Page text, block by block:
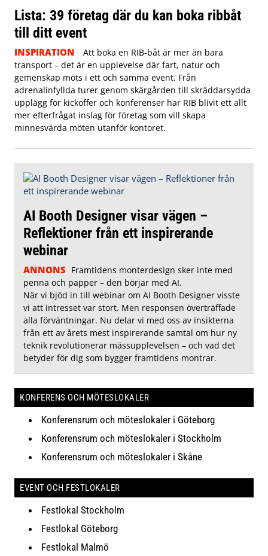
Lista: 39 företag där du kan boka ribbåt
till ditt event
INSPIRATION
Att boka en RIB-båt är mer än bara
transport – det är en upplevelse där fart, natur och
gemenskap möts i ett och samma event. Från
adrenalinfyllda turer genom skärgården till skräddarsydda
upplägg för kickoffer och konferenser har RIB blivit ett allt
mer efterfrågat inslag för företag som vill skapa
minnesvärda möten utanför kontoret.
AI Booth Designer visar vägen –
Reflektioner från ett inspirerande
webinar
ANNONS Framtidens monterdesign sker inte med
penna och papper – den börjar med AI.
När vi bjöd in till webinar om AI Booth Designer visste
vi att intresset var stort. Men responsen överträffade
alla förväntningar. Nu delar vi med oss av insikterna
från ett av årets mest inspirerande samtal om hur ny
teknik revolutionerar mässupplevelsen – och vad det
betyder för dig som bygger framtidens montrar.
KONFERENS OCH MÖTESLOKALER
Konferensrum och möteslokaler i Göteborg
Konferensrum och möteslokaler i Stockholm
Konferensrum och möteslokaler i Skåne
EVENT OCH FESTLOKALER
Festlokal Stockholm
Festlokal Göteborg
Festlokal Malmö